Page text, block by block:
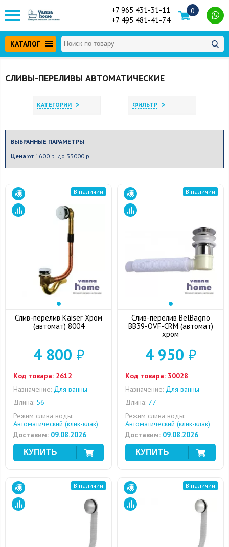
+7 965 431-31-11
+7 495 481-41-74
0
КАТАЛОГ
СЛИВЫ-ПЕРЕЛИВЫ АВТОМАТИЧЕСКИЕ
КАТЕГОРИИ > ФИЛЬТР >
ВЫБРАННЫЕ ПАРАМЕТРЫ
Цена:от 1600 р. до 33000 р.
В наличии
Слив-перелив Kaiser Хром
(автомат) 8004
4 800 ₽
Код товара: 2612
Назначение: Для ванны
Длина: 56
Режим слива воды:
Автоматический (клик-клак)
Доставим: 09.08.2026
В наличии
Слив-перелив BelBagno
BB39-OVF-CRM (автомат)
хром
4 950 ₽
Код товара: 30028
Назначение: Для ванны
Длина: 77
Режим слива воды:
Автоматический (клик-клак)
Доставим: 09.08.2026
В наличии В наличии